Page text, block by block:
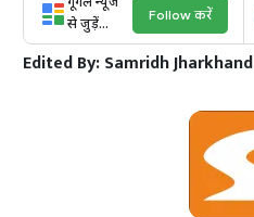
से जुड़ें...
Follow करें
Edited By:Samridh Jharkhand